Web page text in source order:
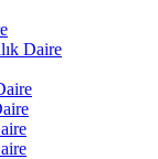
Daire